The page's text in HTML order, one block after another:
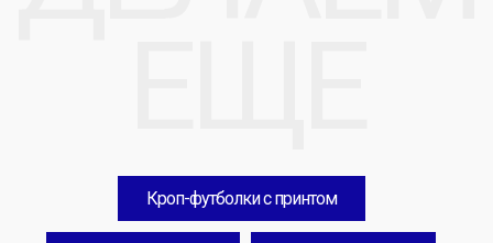
Кроп-футболки с принтом